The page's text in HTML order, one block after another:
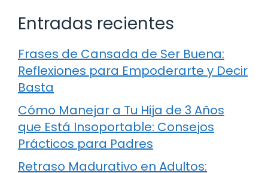
Entradas recientes
Frases de Cansada de Ser Buena:
Reflexiones para Empoderarte y Decir
Basta
Cómo Manejar a Tu Hija de 3 Años
que Está Insoportable: Consejos
Prácticos para Padres
Retraso Madurativo en Adultos: